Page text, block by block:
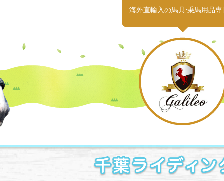
海外直輸入の馬具⋅乗馬用品